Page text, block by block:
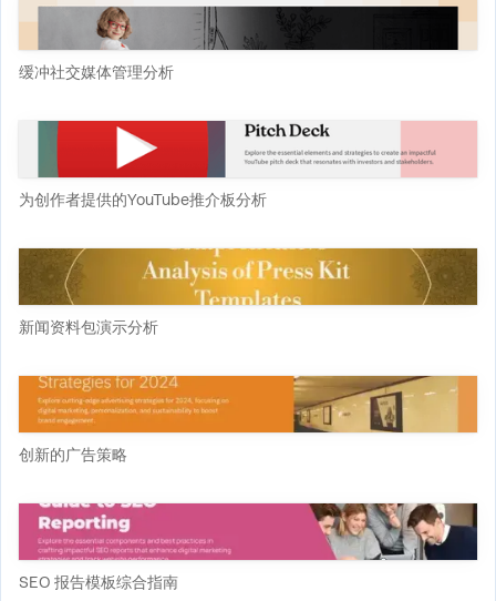
缓冲社交媒体管理分析
为创作者提供的YouTube推介板分析
新闻资料包演示分析
创新的广告策略
SEO 报告模板综合指南